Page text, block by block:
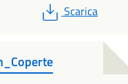
PDF
Scarica